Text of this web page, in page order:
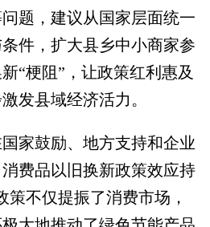
题，建议从国家层面统一
件，扩大县乡中小商家参
“梗阻”，让政策红利惠及
发县域经济活力。
家鼓励、地方支持和企业
费品以旧换新政策效应持
策不仅提振了消费市场，